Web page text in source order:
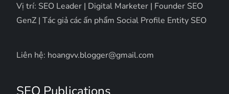
Vị trí: SEO Leader | Digital Marketer | Founder SEO
GenZ | Tác giả các ấn phẩm Social Profile Entity SEO
Liên hệ: hoangvv.blogger@gmail.com